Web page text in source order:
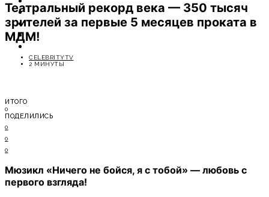
МОДА
ЛИЧНОСТЬ
ОТДЫХ
Театральный рекорд века — 350 тысяч
зрителей за первые 5 месяцев проката в
МДМ!
CELEBRITYTV
2 МИНУТЫ
ИТОГО
0
ПОДЕЛИЛИСЬ
0
0
0
Мюзикл «Ничего не бойся, я с тобой» — любовь с
первого взгляда!